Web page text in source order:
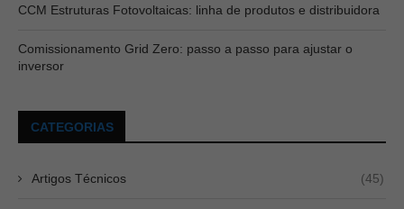
CCM Estruturas Fotovoltaicas: linha de produtos e distribuidora
Comissionamento Grid Zero: passo a passo para ajustar o
inversor
CATEGORIAS
Artigos Técnicos (45)